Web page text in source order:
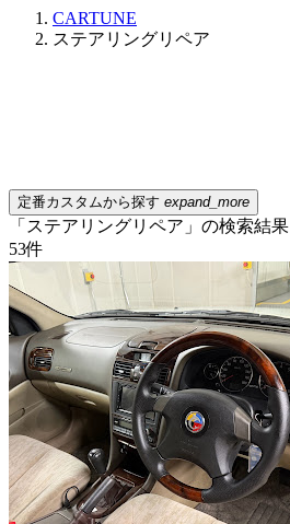
CARTUNE
ステアリングリペア
定番カスタムから探す expand_more
「ステアリングリペア」の検索結果
53件